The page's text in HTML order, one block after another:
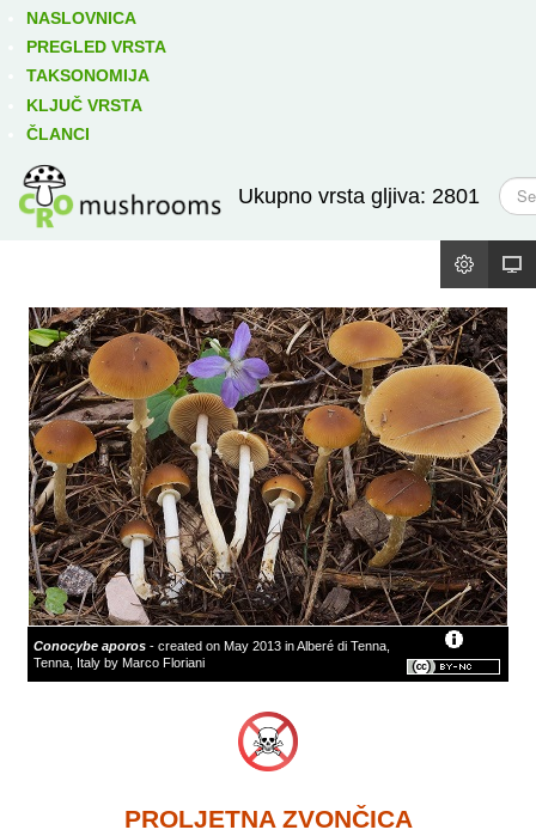
NASLOVNICA
PREGLED VRSTA
TAKSONOMIJA
KLJUČ VRSTA
ČLANCI
Ukupno vrsta gljiva: 2801
T
r
ž
Conocybe aporos - created on May 2013 in Alberé di Tenna,
Tenna, Italy by Marco Floriani
PROLJETNA ZVONČICA
Izravno podređene niže takse: